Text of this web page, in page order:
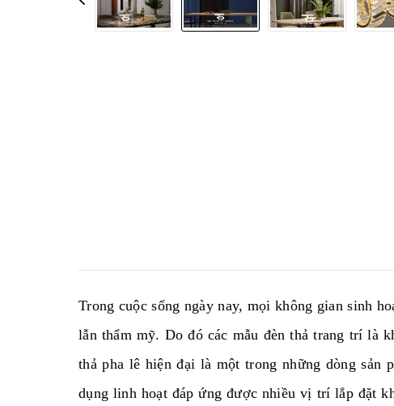
Trong cuộc sống ngày nay, mọi không gian sinh
lẫn thẩm mỹ. Do đó các mẫu đèn thả trang trí là
thả pha lê hiện đại là một trong những dòng sản
dụng linh hoạt đáp ứng được nhiều vị trí lắp đặt